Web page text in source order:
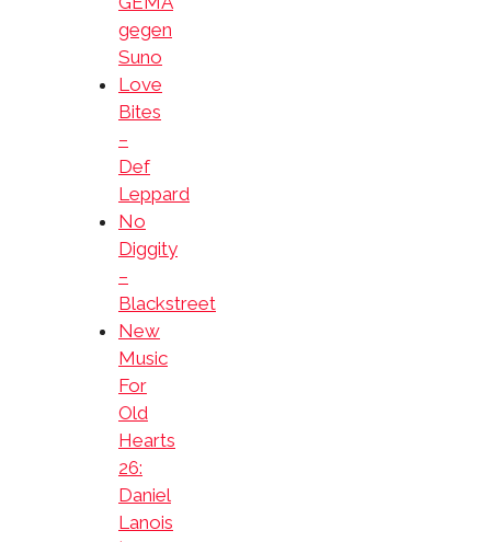
gegen
Suno
Love
Bites
–
Def
Leppard
No
Diggity
–
Blackstreet
New
Music
For
Old
Hearts
26:
Daniel
Lanois